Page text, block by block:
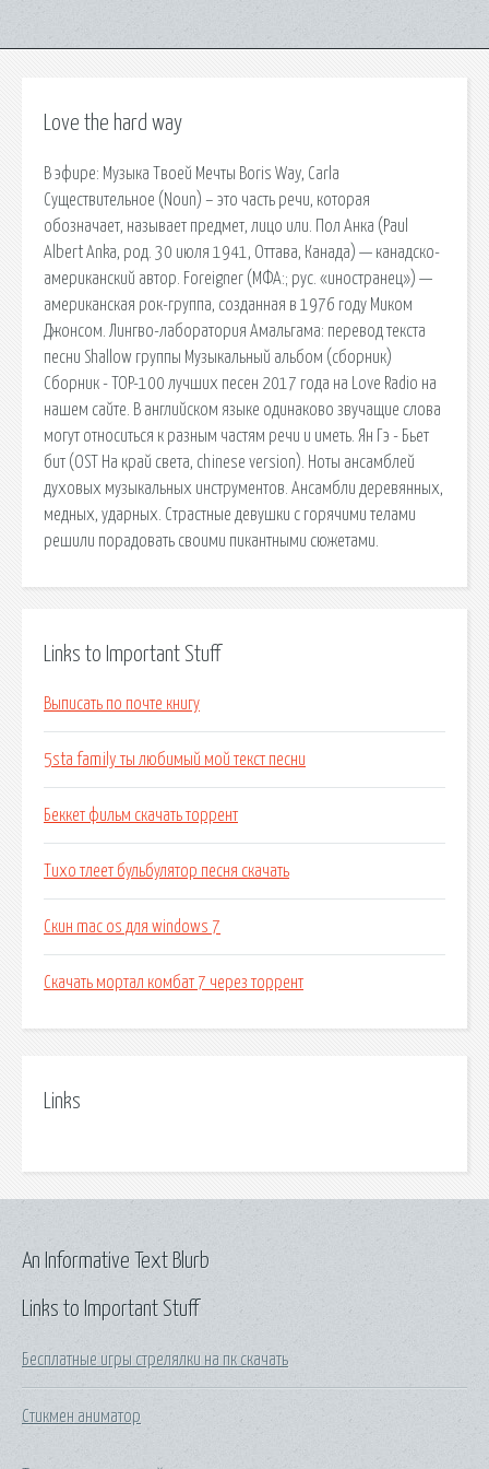
Love the hard way
В эфире: Музыка Твоей Мечты Boris Way, Carla
Существительное (Noun) – это часть речи, которая
обозначает, называет предмет, лицо или. Пол Анка (Paul
Albert Anka, род. 30 июля 1941, Оттава, Канада) — канадско-
американский автор. Foreigner (МФА:; рус. «иностранец») —
американская рок-группа, созданная в 1976 году Миком
Джонсом. Лингво-лаборатория Амальгама: перевод текста
песни Shallow группы Музыкальный альбом (сборник)
Сборник - TOP-100 лучших песен 2017 года на Love Radio на
нашем сайте. В английском языке одинаково звучащие слова
могут относиться к разным частям речи и иметь. Ян Гэ - Бьет
бит (OST На край света, chinese version). Ноты ансамблей
духовых музыкальных инструментов. Ансамбли деревянных,
медных, ударных. Страстные девушки с горячими телами
решили порадовать своими пикантными сюжетами.
Links to Important Stuff
Выписать по почте книгу
5sta family ты любимый мой текст песни
Беккет фильм скачать торрент
Тихо тлеет бульбулятор песня скачать
Скин mac os для windows 7
Скачать мортал комбат 7 через торрент
Links
Links to Important Stuff
Бесплатные игры стрелялки на пк скачать
Стикмен аниматор
An Informative Text Blurb